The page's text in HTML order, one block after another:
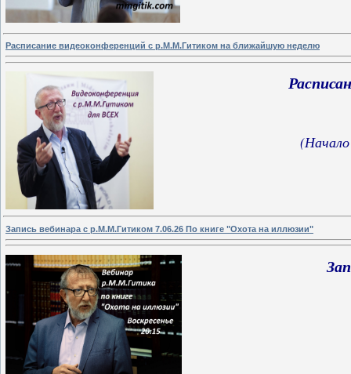
Расписание видеоконференций с р.М.М.Гитиком на ближайшую неделю
(Начало
Запись вебинара с р.М.М.Гитиком 7.06.26 По книге "Охота на иллюзии"